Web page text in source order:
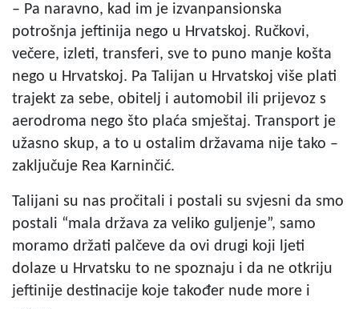
– Pa naravno, kad im je izvanpansionska
potrošnja jeftinija nego u Hrvatskoj. Ručkovi,
večere, izleti, transferi, sve to puno manje košta
nego u Hrvatskoj. Pa Talijan u Hrvatskoj više plati
trajekt za sebe, obitelj i automobil ili prijevoz s
aerodroma nego što plaća smještaj. Transport je
užasno skup, a to u ostalim državama nije tako –
zaključuje Rea Karninčić.
Talijani su nas pročitali i postali su svjesni da smo
postali “mala država za veliko guljenje”, samo
moramo držati palčeve da ovi drugi koji ljeti
dolaze u Hrvatsku to ne spoznaju i da ne otkriju
jeftinije destinacije koje također nude more i